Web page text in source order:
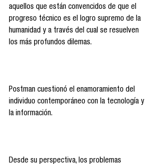
aquellos que están convencidos de que el
progreso técnico es el logro supremo de la
humanidad y a través del cual se resuelven
los más profundos dilemas.
Postman cuestionó el enamoramiento del
individuo contemporáneo con la tecnología y
la información.
Desde su perspectiva, los problemas